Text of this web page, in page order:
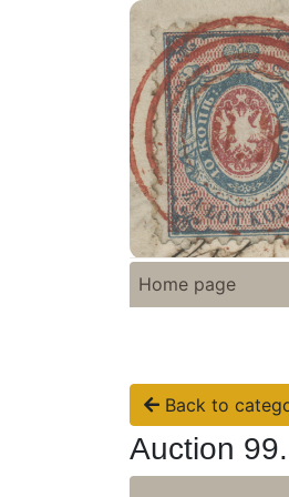
Home page
Back to
Auction 99.